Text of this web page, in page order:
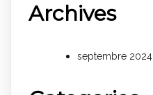
Archives
septembre 2024